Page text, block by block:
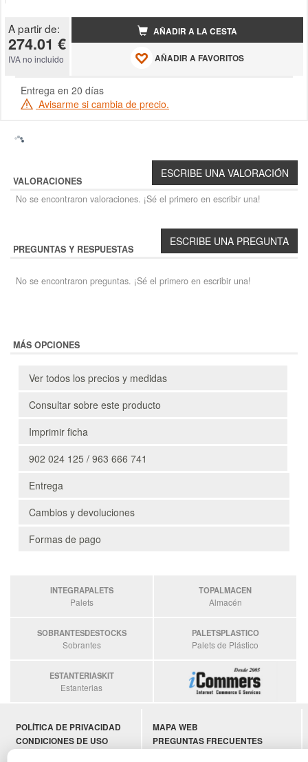
A partir de:
274.01 €
IVA no incluido
AÑADIR A LA CESTA
AÑADIR A FAVORITOS
Entrega en 20 días
Avisarme si cambia de precio.
VALORACIONES
No se encontraron valoraciones. ¡Sé el primero en escribir una!
PREGUNTAS Y RESPUESTAS
No se encontraron preguntas. ¡Sé el primero en escribir una!
MÁS OPCIONES
Ver todos los precios y medidas
Consultar sobre este producto
Imprimir ficha
902 024 125 / 963 666 741
Entrega
Cambios y devoluciones
Formas de pago
INTEGRAPALETS
Palets
TOPALMACEN
Almacén
SOBRANTESDESTOCKS
Sobrantes
PALETSPLASTICO
Palets de Plástico
ESTANTERIASKIT
Estanterias
POLÍTICA DE PRIVACIDAD
CONDICIONES DE USO
MAPA WEB
PREGUNTAS FRECUENTES